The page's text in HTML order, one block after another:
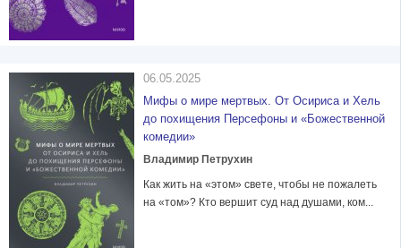
06.05.2025
Мифы о мире мертвых. От Осириса и Хель
до похищения Персефоны и «Божественной
комедии»
Владимир Петрухин
Как жить на «этом» свете, чтобы не пожалеть
на «том»? Кто вершит суд над душами, ком...